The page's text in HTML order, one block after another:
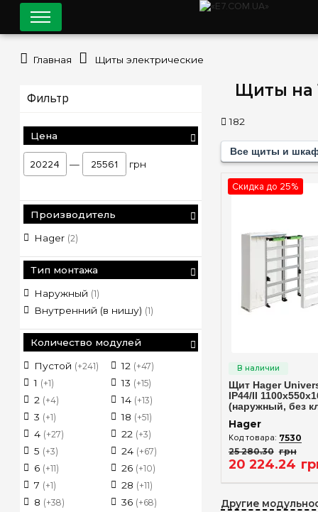
Щиты на
182
Все щиты и
Скидка до 25%
Щит Hager
IP44/II
(наружный, без
Hager
7530
25 280.30 грн
20 224.24
Другие
Фильтр
Цена
— грн
Производитель
Hager (2)
Тип монтажа
Наружный (1)
Внутренний (в нишу) (1)
Количество модулей
Пустой (+241)
1 (+1)
2 (+4)
3 (+1)
4 (+27)
5 (+3)
6 (+11)
7 (+1)
8 (+38)
12 (+47)
13 (+15)
14 (+13)
18 (+51)
22 (+3)
24 (+67)
26 (+10)
28 (+11)
36 (+68)
(+51)
(+10)
(+36)
(+11)
(+2)
(+45)
78(+2)
84(+3)
108
120
144
156
168
180
182
Главная Щиты электрические